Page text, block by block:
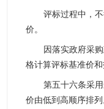
评标过程中，
价。
因落实政府采
格计算评标基准价和
第五十六条采
价由低到高顺序排